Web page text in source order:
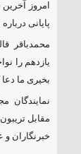
امروز
پایانی
محمدباقر
یازدهم را
بخیری ما دعا
نمایندگان
مقابل
خبرنگاران